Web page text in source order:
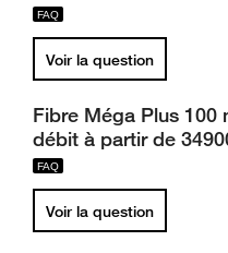
Voir la question
Fibre Méga Plus 100
débit à partir de
Voir la question